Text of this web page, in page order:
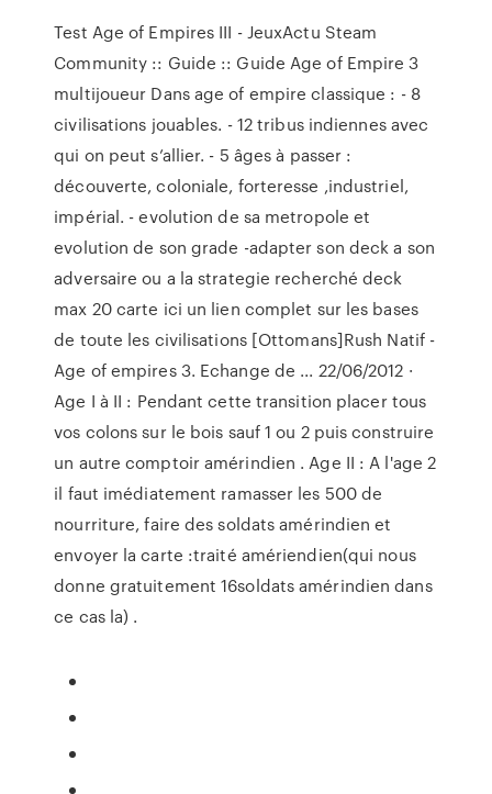
Test Age of Empires III - JeuxActu Steam
Community :: Guide :: Guide Age of Empire 3
multijoueur Dans age of empire classique : - 8
civilisations jouables. - 12 tribus indiennes avec
qui on peut s’allier. - 5 âges à passer :
découverte, coloniale, forteresse ,industriel,
impérial. - evolution de sa metropole et
evolution de son grade -adapter son deck a son
adversaire ou a la strategie recherché deck
max 20 carte ici un lien complet sur les bases
de toute les civilisations [Ottomans]Rush Natif -
Age of empires 3. Echange de ... 22/06/2012 ·
Age I à II : Pendant cette transition placer tous
vos colons sur le bois sauf 1 ou 2 puis construire
un autre comptoir amérindien . Age II : A l'age 2
il faut imédiatement ramasser les 500 de
nourriture, faire des soldats amérindien et
envoyer la carte :traité amériendien(qui nous
donne gratuitement 16soldats amérindien dans
ce cas la) .